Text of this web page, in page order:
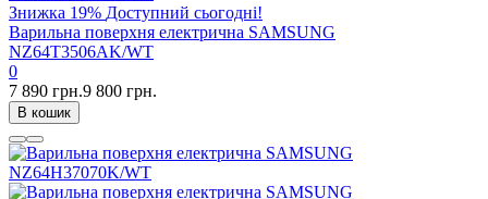
Знижка 19% Доступний сьогодні!
Варильна поверхня електрична SAMSUNG
NZ64T3506AK/WT
0
7 890 грн.9 800 грн.
В кошик